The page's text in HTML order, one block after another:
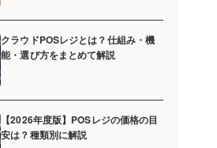
クラウドPOSレジとは？仕組み・機
能・選び方をまとめて解説
【2026年度版】POSレジの価格の目
安は？種類別に解説